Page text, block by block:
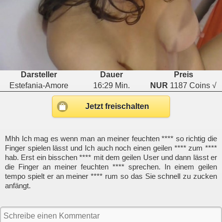
Darsteller Dauer
Preis
Estefania-Amore
16:29 Min. NUR 1187 Coins √
Jetzt freischalten
Mhh Ich mag es wenn man an meiner feuchten **** so richtig die
Finger spielen lässt und Ich auch noch einen geilen **** zum ****
hab. Erst ein bisschen **** mit dem geilen User und dann lässt er
die Finger an meiner feuchten **** sprechen. In einem geilen
tempo spielt er an meiner **** rum so das Sie schnell zu zucken
anfängt.